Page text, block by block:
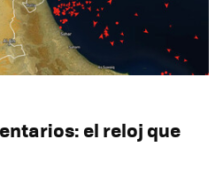
el reloj que